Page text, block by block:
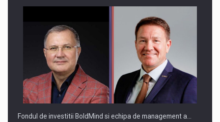
ROOTED IN ROMANIA, BUILT TO DELIVER TECHNOLOGY FOR
THE…
Fondul de investitii BoldMind si echipa de management a…